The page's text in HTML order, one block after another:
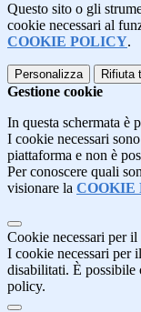
Questo sito o gli
cookie necessari al
COOKIE POLICY.
Personalizza Rifiuta
Gestione cookie
In questa schermata è
I cookie necessari
piattaforma e non è
Per conoscere quali
visionare la COOKIE
Cookie necessari per
I cookie necessari per
disabilitati. È possibile
policy.